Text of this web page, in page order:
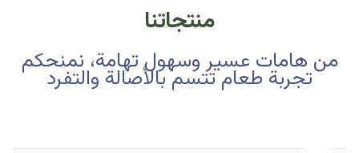
منتجاتنا
من هامات عسير وسهول تهامة، نمنحكم
تجربة طعام تتسم بالأصالة والتفرد